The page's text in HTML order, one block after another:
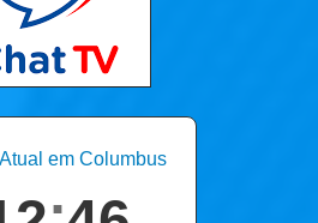
em Columbus